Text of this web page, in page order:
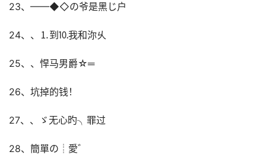
23、——◆◇の爷是黑じ户
24、、⒈到⒑我和沵乆
25、、悍马男爵☆═
26、坑掉的钱！
27、、ゞ无心旳╮罪过
28、簡單の┊愛゛